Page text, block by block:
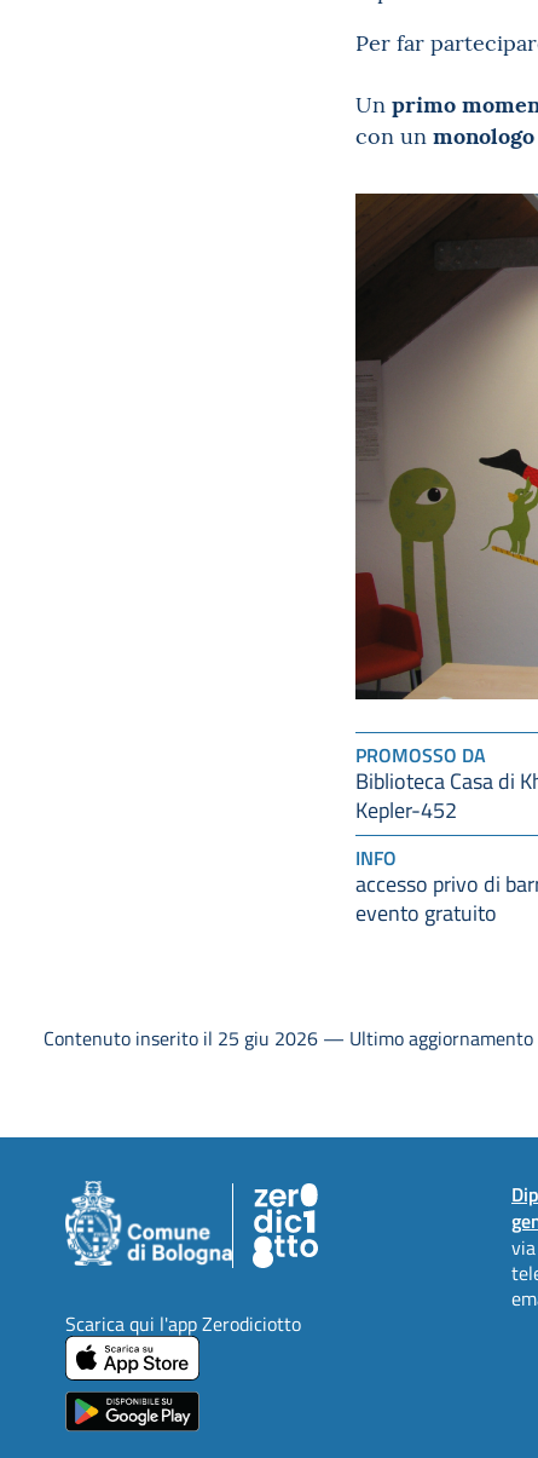
Per far
Un primo
con un
PROMOSSO DA
Biblioteca Casa di
Kepler-452
INFO
accesso privo di
evento gratuito
Contenuto inserito il 25 giu 2026 — Ultimo
Scarica qui l'app Zerodiciotto